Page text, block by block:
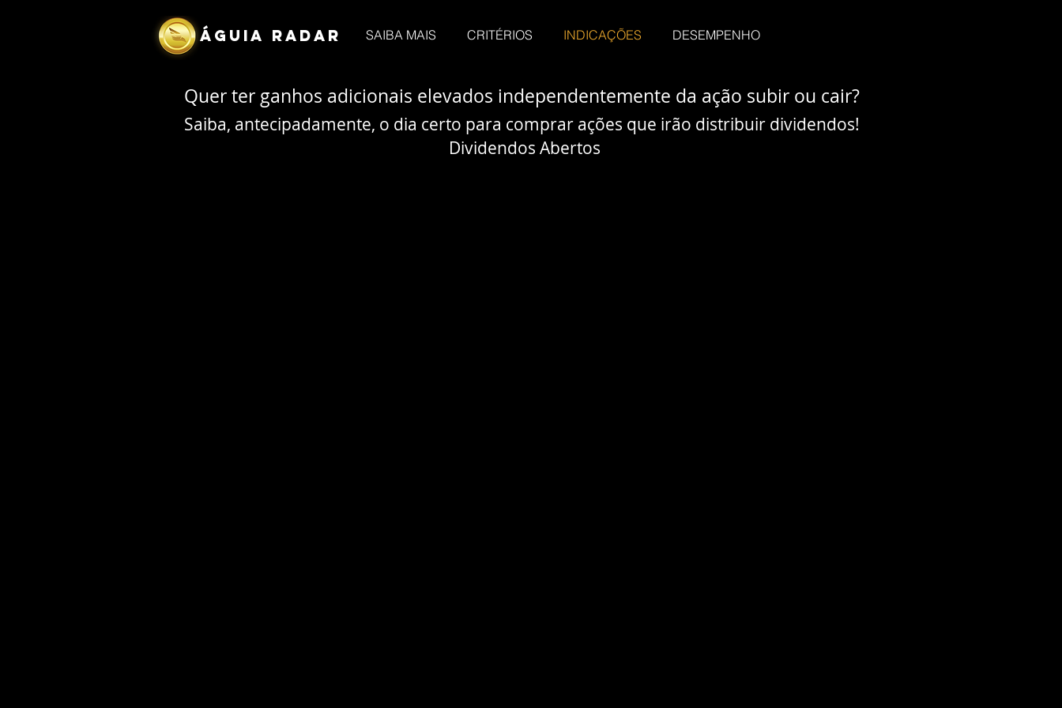
ÁGUIA RADAR SAIBA MAIS CRITÉRIOS INDICAÇÕES DESEMPENHO
Quer ter ganhos adicionais elevados independentemente da ação subir ou cair?
Saiba, antecipadamente, o dia certo para comprar ações que irão distribuir dividendos!
Dividendos Abertos